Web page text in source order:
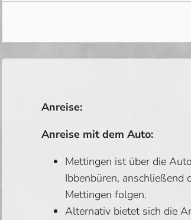
Anreise:
Anreise mit dem Auto:
Mettingen ist über die
Ibbenbüren, anschließend
Mettingen folgen.
Alternativ bietet sich die